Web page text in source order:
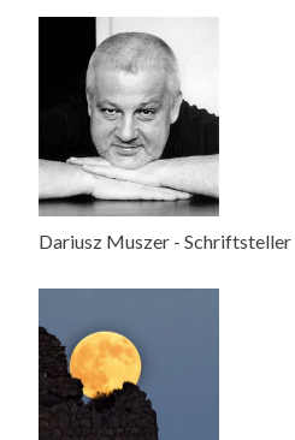
Dariusz Muszer - Schriftsteller